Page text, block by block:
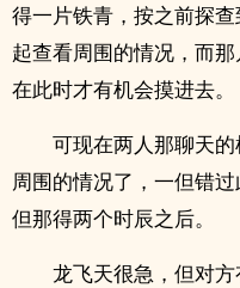
得一片铁青，按之前探
起查看周围的情况，而
在此时才有机会摸进去。
可现在两人那聊天
周围的情况了，一但错
但那得两个时辰之后。
龙飞天很急，但对